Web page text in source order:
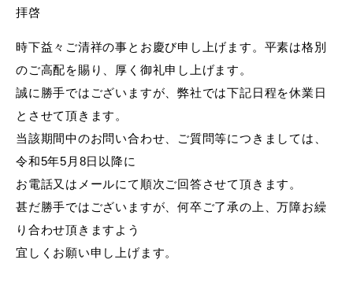
拝啓
時下益々ご清祥の事とお慶び申し上げます。平素は格別
のご高配を賜り、厚く御礼申し上げます。
誠に勝手ではございますが、弊社では下記日程を休業日
とさせて頂きます。
当該期間中のお問い合わせ、ご質問等につきましては、
令和5年5月8日以降に
お電話又はメールにて順次ご回答させて頂きます。
甚だ勝手ではございますが、何卒ご了承の上、万障お繰
り合わせ頂きますよう
宜しくお願い申し上げます。